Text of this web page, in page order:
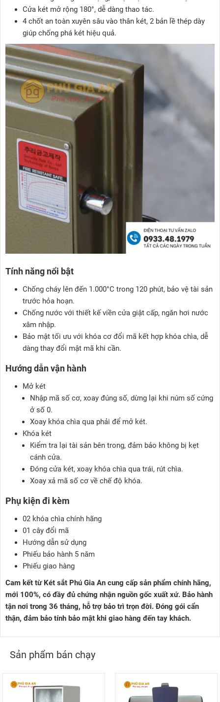
Cửa két mở rộng 180°, dễ dàng thao tác.
4 chốt an toàn xuyên sâu vào thân két, 2 bản lề thép dày
giúp chống phá két hiệu quả.
Tính năng nổi bật
Chống cháy lên đến 1.000°C trong 120 phút, bảo vệ tài sản
trước hỏa hoạn.
Chống nước với thiết kế viền cửa giật cấp, ngăn hơi nước
xâm nhập.
Bảo mật tối ưu với khóa cơ đổi mã kết hợp khóa chìa, dễ
dàng thay đổi mật mã khi cần.
Hướng dẫn vận hành
Mở két
Nhập mã số cơ, xoay đúng số, dừng lại khi núm số cứng
ở số 0.
Xoay khóa chìa qua phải để mở két.
Khóa két
Kiểm tra lại tài sản bên trong, đảm bảo không bị kẹt
cánh cửa.
Đóng cửa két, xoay khóa chìa qua trái, rút chìa.
Xoay xả mã số cơ về chế độ khóa.
Phụ kiện đi kèm
02 khóa chìa chính hãng
01 cây đổi mã
Hướng dẫn sử dụng
Phiếu bảo hành 5 năm
Phiếu giao hàng
Cam kết từ Két sắt Phú Gia An cung cấp sản phẩm chính hãng,
mới 100%, có đầy đủ chứng nhận nguồn gốc xuất xứ. Bảo hành
tận nơi trong 36 tháng, hỗ trợ bảo trì trọn đời. Đóng gói cẩn
thận, đảm bảo tính bảo mật khi giao hàng đến tay khách.
Sản phẩm bán chạy